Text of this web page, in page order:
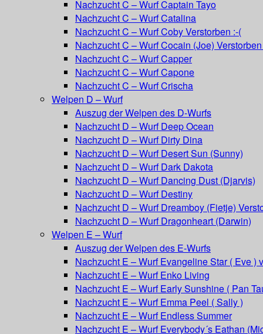
Nachzucht C – Wurf Captain Tayo
Nachzucht C – Wurf Catalina
Nachzucht C – Wurf Coby Verstorben :-(
Nachzucht C – Wurf Cocain (Joe)
Nachzucht C – Wurf Capper
Nachzucht C – Wurf Capone
Nachzucht C – Wurf Crischa
Welpen D – Wurf
Auszug der Welpen des D-Wurfs
Nachzucht D – Wurf Deep Ocean
Nachzucht D – Wurf Dirty Dina
Nachzucht D – Wurf Desert Sun (Sunny)
Nachzucht D – Wurf Dark Dakota
Nachzucht D – Wurf Dancing Dust (Djarvis)
Nachzucht D – Wurf Destiny
Nachzucht D – Wurf Dreamboy (Fietje)
Nachzucht D – Wurf Dragonheart (Darwin)
Welpen E – Wurf
Auszug der Welpen des E-Wurfs
Nachzucht E – Wurf Evangeline Star ( Eve )
Nachzucht E – Wurf Enko Living
Nachzucht E – Wurf Early Sunshine ( Pan
Nachzucht E – Wurf Emma Peel ( Sally )
Nachzucht E – Wurf Endless Summer
Nachzucht E – Wurf Everybody´s Eathan